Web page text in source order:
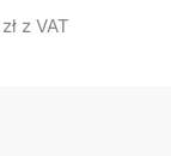
zł z VAT